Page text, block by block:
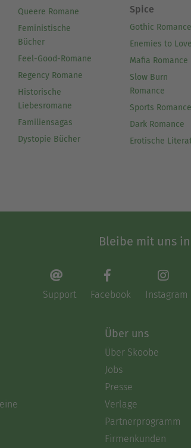
Queere Romane
Feministische
Bücher
Feel-Good-Romane
Regency Romane
Historische
Liebesromane
Familiensagas
Dystopie Bücher
Spice
Gothic Romance
Enemies to
Mafia Romance
Slow Burn
Romance
Sports Romance
Dark Romance
Erotische
Bleibe mit uns
Support Facebook Instagram
Über uns
Über Skoobe
Jobs
Presse
Verlage
Partnerprogramm
Firmenkunden